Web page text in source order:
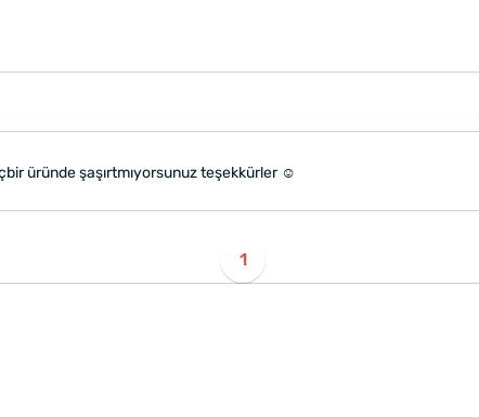
üründe şaşırtmıyorsunuz teşekkürler ☺️
1